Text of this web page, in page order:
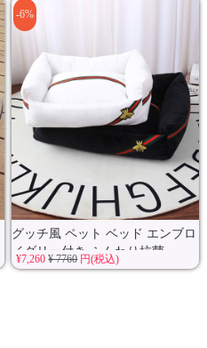
グッチ風 ペット ベッド エンブロ
イダリー付き ふんわり抗菌...
-6%
¥7,260¥ 7760円(税込)